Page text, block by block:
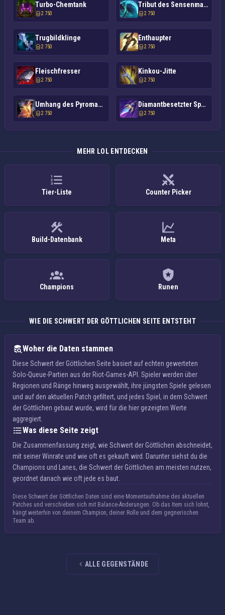
Turbo-Chemtank
2 750
Tribut des Sensenmanns
2 750
Trugbildklinge
2 750
Enthaupter
2 750
Fleischfresser
2 750
Kinkou-Jitte
2 750
Umhang des Pyromanen
2 750
Diamantbesetzter Speer
2 750
MEHR LOL ENTDECKEN
Tier-Liste Counter Picker
Build-Datenbank Meta
Champions Runen
WIE DIE SCHWERT DER GÖTTLICHEN SEITE ENTSTEHT
Woher die Daten stammen
Diese Schwert der Göttlichen Seite basiert auf echten gewerteten
Solo-Queue-Partien aus der Riot-Games-API. Spieler werden über
Regionen und Ränge hinweg ausgewählt, ihre jüngsten Spiele gelesen
und auf den aktuellen Patch gefiltert, und jedes Spiel, in dem Schwert
der Göttlichen gebaut wurde, wird für die hier gezeigten Werte
aggregiert.
Was diese Seite zeigt
Die Zusammenfassung zeigt, wie Schwert der Göttlichen abschneidet,
mit seiner Winrate und wie oft es gekauft wird. Darunter siehst du die
Champions und Lanes, die Schwert der Göttlichen am meisten nutzen,
geordnet danach wie oft jede es baut.
Diese Schwert der Göttlichen Daten sind eine Momentaufnahme des aktuellen
Patches und verschieben sich mit Balance-Änderungen. Ob das Item sich lohnt,
hängt weiterhin von deinem Champion, deiner Rolle und dem gegnerischen
Team ab.
ALLE GEGENSTÄNDE